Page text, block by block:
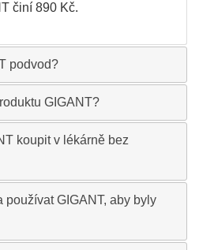
činí 890 Kč.
podvod?
GIGANT?
koupit v lékárně bez
používat GIGANT, aby byly